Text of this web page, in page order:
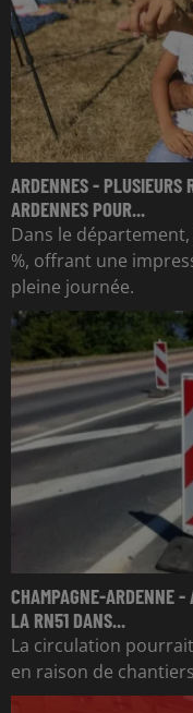
ARDENNES - PLUSIEURS
ARDENNES POUR...
Dans le
%, offrant une
pleine journée.
CHAMPAGNE-ARDENNE
LA RN51 DANS...
La circulation
en raison de chantiers